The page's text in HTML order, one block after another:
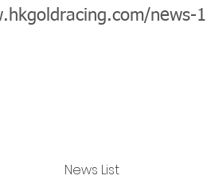
news-1
News List